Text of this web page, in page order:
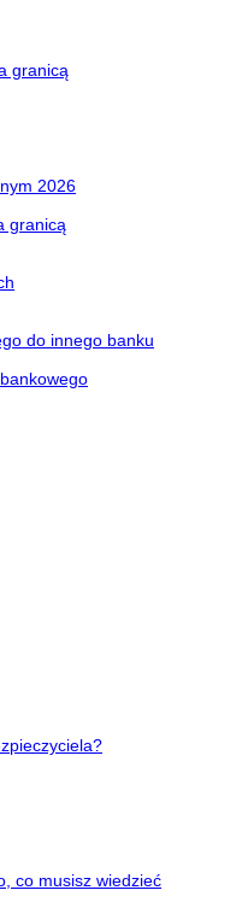
granicą
2026
granicą
do innego banku
co musisz wiedzieć